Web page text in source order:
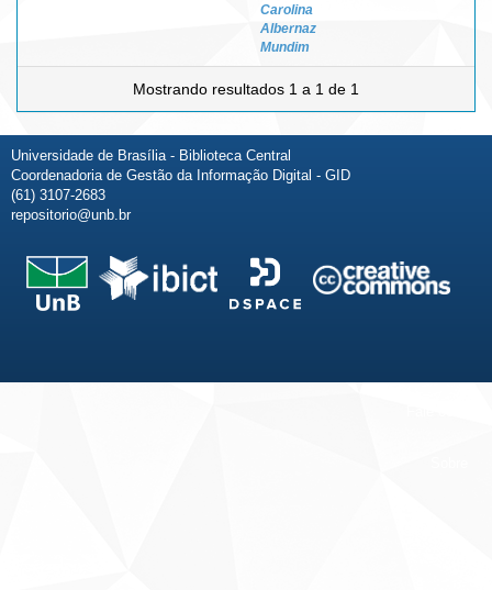
Carolina
Albernaz
Mundim
Mostrando resultados 1 a 1 de 1
Universidade de Brasília - Biblioteca Central
Coordenadoria de Gestão da Informação Digital - GID
(61) 3107-2683
repositorio@unb.br